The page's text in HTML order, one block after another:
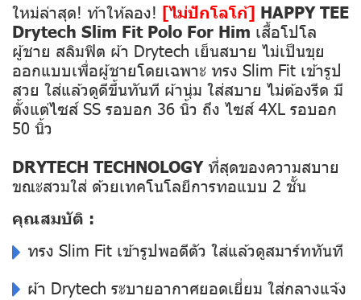
ใหม่ล่าสุด! ท้าให้ลอง! [ไม่ปักโลโก้] HAPPY TEE
Drytech Slim Fit Polo For Him เสื้อโปโล
ผู้ชาย สลิมฟิต ผ้า Drytech เย็นสบาย ไม่เป็นขุย
ออกแบบเพื่อผู้ชายโดยเฉพาะ ทรง Slim Fit เข้ารูป
สวย ใส่แล้วดูดีขึ้นทันที ผ้านุ่ม ใส่สบาย ไม่ต้องรีด มี
ตั้งแต่ไซส์ SS รอบอก 36 นิ้ว ถึง ไซส์ 4XL รอบอก
50 นิ้ว
DRYTECH TECHNOLOGYที่สุดของความสบาย
ขณะสวมใส่ ด้วยเทคโนโลยีการทอแบบ 2 ชั้น
คุณสมบัติ :
ทรง Slim Fit เข้ารูปพอดีตัว ใส่แล้วดูสมาร์ททันที
ผ้า Drytech ระบายอากาศยอดเยี่ยม ใส่กลางแจ้ง